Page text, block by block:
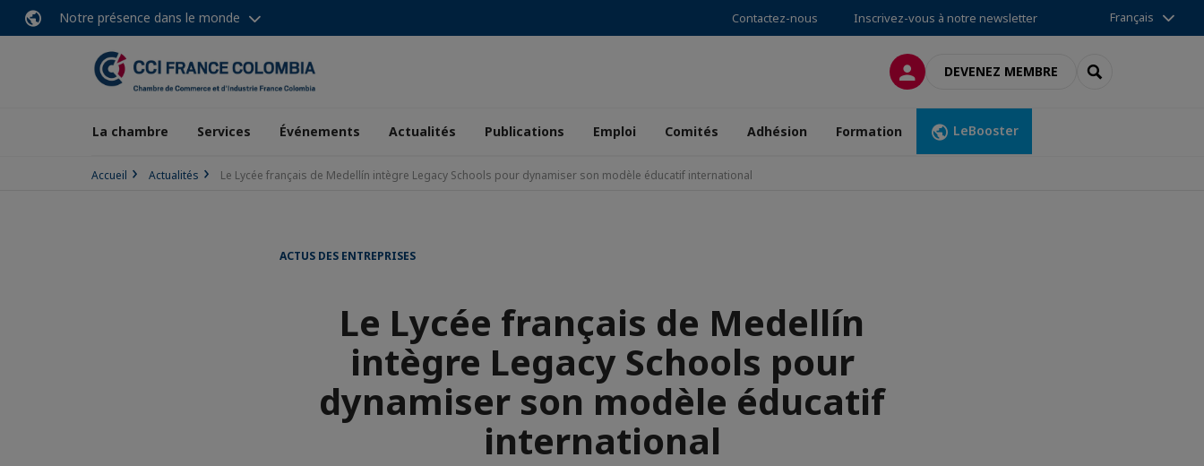
Notre présence dans le monde Contactez-nous Inscrivez-vous à notre newsletter Français
CONNEXIONDEVENEZ MEMBRE RECHERCHER
La chambre Services Événements Actualités Publications Emploi Comités Adhésion Formation LeBooster
Accueil Actualités Le Lycée français de Medellín intègre Legacy Schools pour dynamiser son modèle éducatif international
ACTUS DES ENTREPRISES
Le Lycée français de Medellín
intègre Legacy Schools pour
dynamiser son modèle éducatif
international